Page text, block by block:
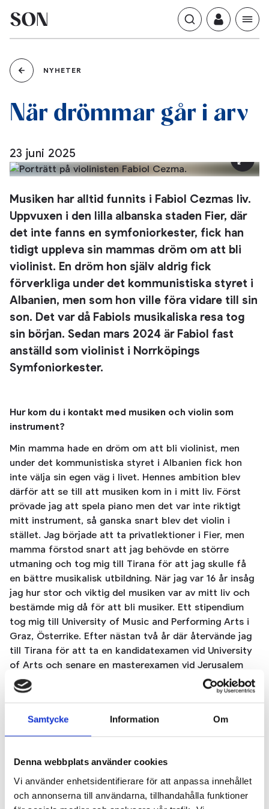
Samtycke Information Om
Denna webbplats använder cookies
Vi använder enhetsidentifierare för att anpassa innehållet
och annonserna till användarna, tillhandahålla funktioner
NYHETER
När drömmar går i arv
23 juni 2025
Musiken har alltid funnits i Fabiol Cezmas liv.
Uppvuxen i den lilla albanska staden Fier, där
det inte fanns en symfoniorkester, fick han
tidigt uppleva sin mammas dröm om att bli
violinist. En dröm hon själv aldrig fick
förverkliga under det kommunistiska styret i
Albanien, men som hon ville föra vidare till sin
son. Det var då Fabiols musikaliska resa tog
sin början. Sedan mars 2024 är Fabiol fast
anställd som violinist i Norrköpings
Symfoniorkester.
Hur kom du i kontakt med musiken och violin som
instrument?
Min mamma hade en dröm om att bli violinist, men
under det kommunistiska styret i Albanien fick hon
inte välja sin egen väg i livet. Hennes ambition blev
därför att se till att musiken kom in i mitt liv. Först
prövade jag att spela piano men det var inte riktigt
mitt instrument, så ganska snart blev det violin i
stället. Jag började att ta privatlektioner i Fier, men
mamma förstod snart att jag behövde en större
utmaning och tog mig till Tirana för att jag skulle få
en bättre musikalisk utbildning. När jag var 16 år insåg
jag hur stor och viktig del musiken var av mitt liv och
bestämde mig då för att bli musiker. Ett stipendium
tog mig till University of Music and Performing Arts i
Graz, Österrike. Efter nästan två år där återvände jag
till Tirana för att ta en kandidatexamen vid University
of Arts och senare en masterexamen vid Jerusalem
Academy of Music and Dance i Israel.
Kan du minnas den första gången musiken verkligen
berörde dig på djupet?
Det är svårt att säga, men ett tydligt minne är från
violinkonsert och jag vet inte riktigt vad som hände,
men jag kände musiken så starkt inom mig samtidigt
som de i publiken också var djupt berörda. Det var